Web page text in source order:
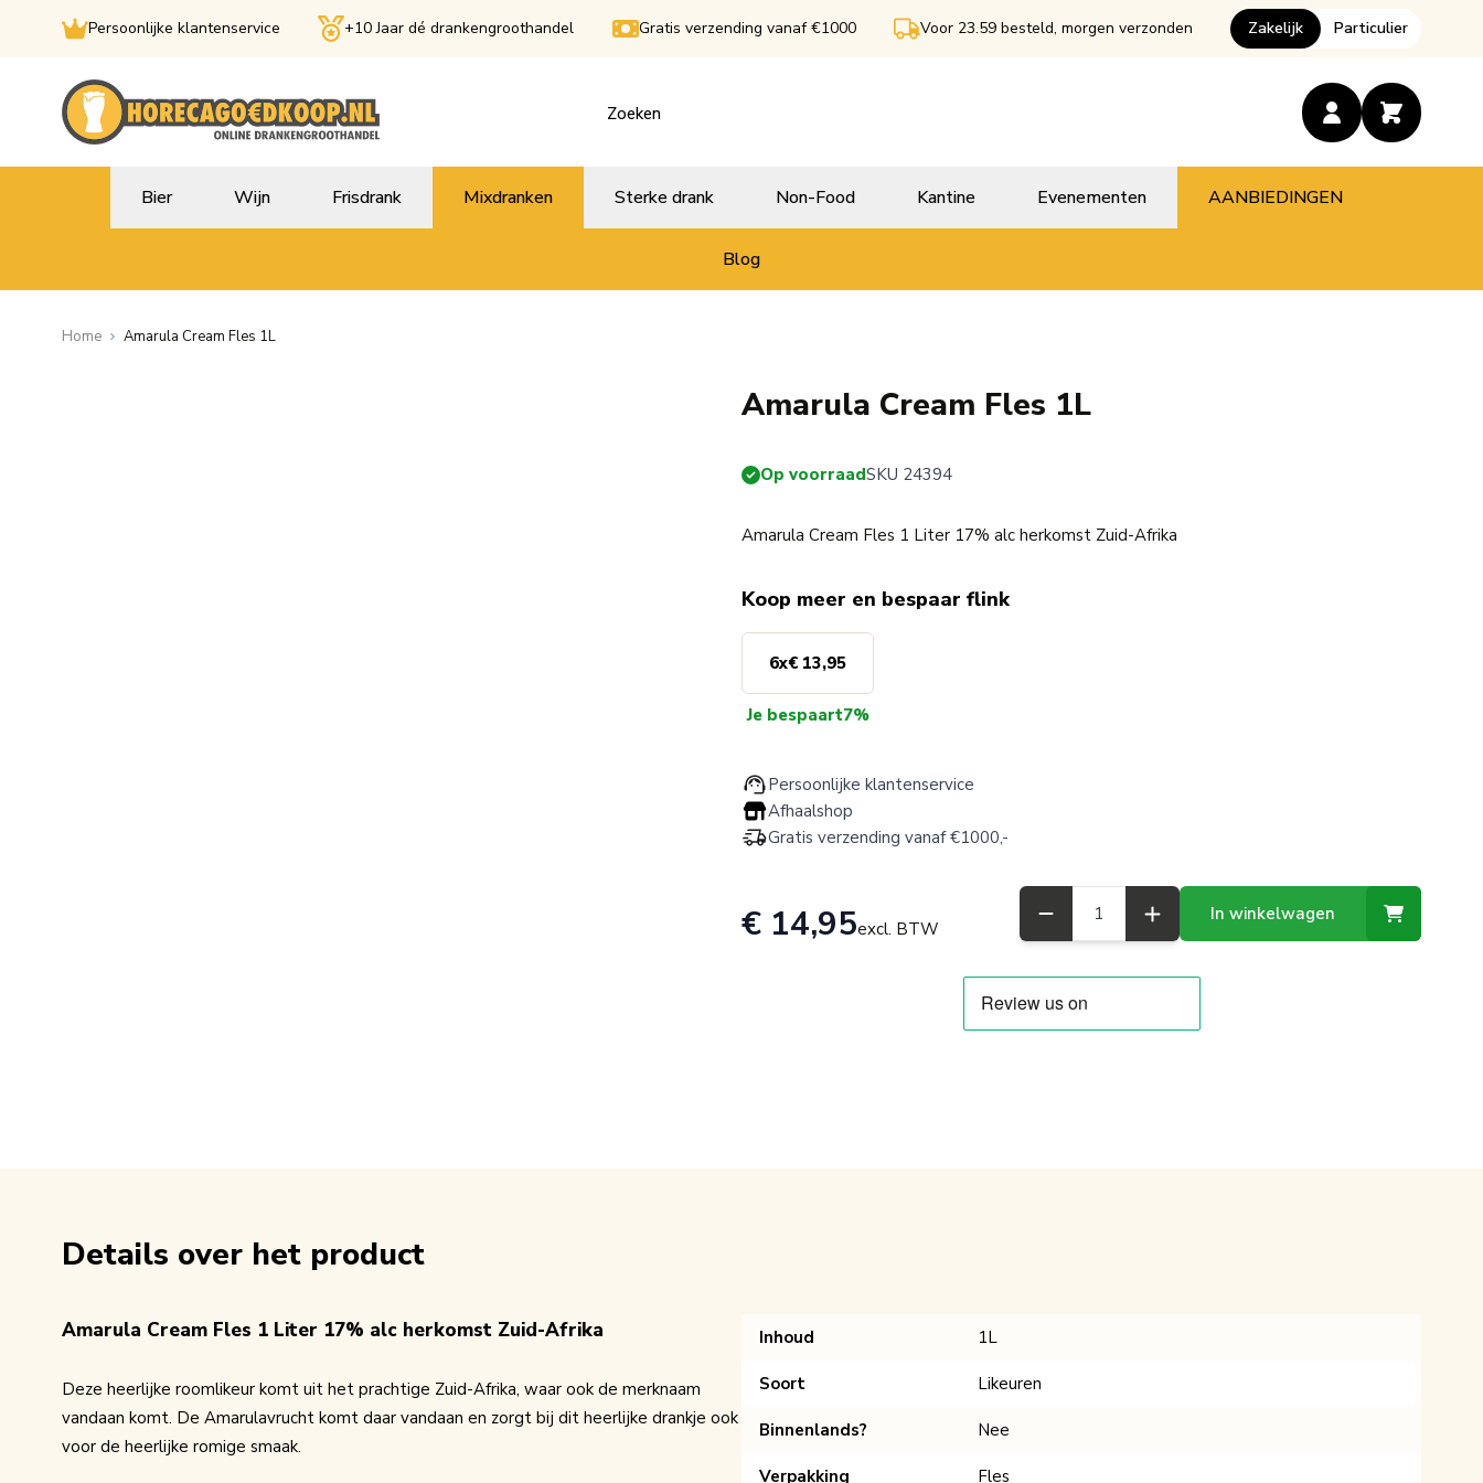
Persoonlijke klantenservice +10 Jaar dé drankengroothandel Gratis verzending vanaf €1000 Voor 23.59 besteld, morgen verzonden Zakelijk Particulier
Bier Wijn Frisdrank Mixdranken Sterke drank Non-Food Kantine Evenementen AANBIEDINGEN
Blog
Home Amarula Cream Fles 1L
Amarula Cream Fles 1L
Op voorraadSKU 24394
Amarula Cream Fles 1 Liter 17% alc herkomst Zuid-Afrika
Koop meer en bespaar flink
6x€ 13,95
Je bespaart7%
Persoonlijke klantenservice
Afhaalshop
Gratis verzending vanaf €1000,-
€ 14,95excl. BTW
In winkelwagen
Details over het product
Amarula Cream Fles 1 Liter 17% alc herkomst Zuid-Afrika
Deze heerlijke roomlikeur komt uit het prachtige Zuid-Afrika, waar ook de merknaam
vandaan komt. De Amarulavrucht komt daar vandaan en zorgt bij dit heerlijke drankje ook
voor de heerlijke romige smaak.
Inhoud 1L
Soort Likeuren
Binnenlands? Nee
Verpakking Fles